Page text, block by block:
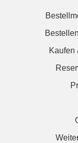
Kaufen